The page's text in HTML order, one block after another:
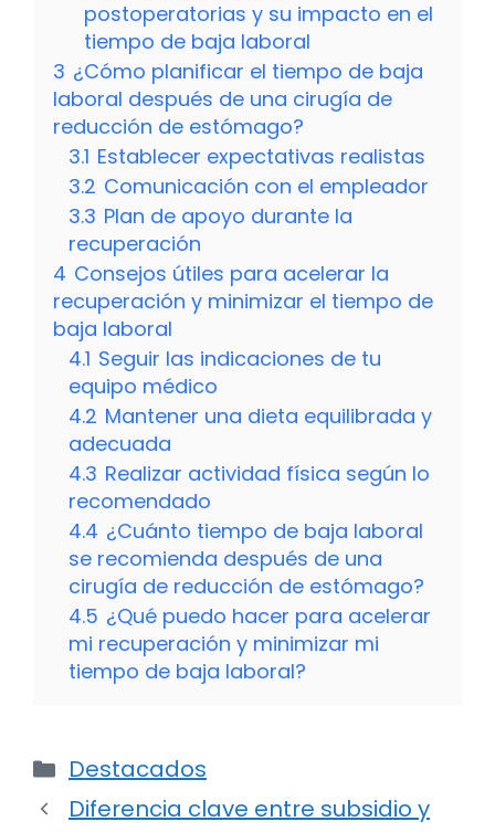
postoperatorias y su impacto en el
tiempo de baja laboral
3 ¿Cómo planificar el tiempo de baja
laboral después de una cirugía de
reducción de estómago?
3.1 Establecer expectativas realistas
3.2 Comunicación con el empleador
3.3 Plan de apoyo durante la
recuperación
4 Consejos útiles para acelerar la
recuperación y minimizar el tiempo de
baja laboral
4.1 Seguir las indicaciones de tu
equipo médico
4.2 Mantener una dieta equilibrada y
adecuada
4.3 Realizar actividad física según lo
recomendado
4.4 ¿Cuánto tiempo de baja laboral
se recomienda después de una
cirugía de reducción de estómago?
4.5 ¿Qué puedo hacer para acelerar
mi recuperación y minimizar mi
tiempo de baja laboral?
Categorías
Destacados
Diferencia clave entre subsidio y